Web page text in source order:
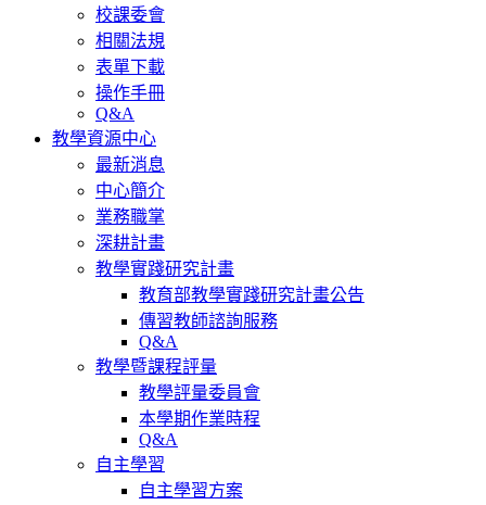
校課委會
相關法規
表單下載
操作手冊
Q&A
教學資源中心
最新消息
中心簡介
業務職掌
深耕計畫
教學實踐研究計畫
教育部教學實踐研究計畫公告
傳習教師諮詢服務
Q&A
教學暨課程評量
教學評量委員會
本學期作業時程
Q&A
自主學習
自主學習方案